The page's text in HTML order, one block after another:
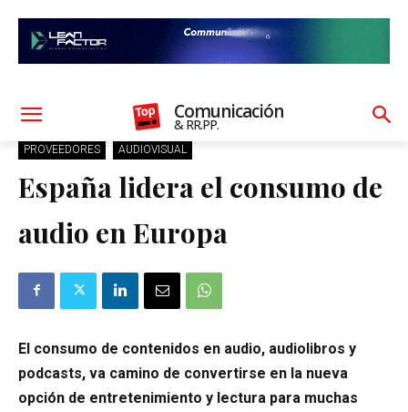
Comunicación
& RR.PP.
PROVEEDORES AUDIOVISUAL
España lidera el consumo de
audio en Europa
El consumo de contenidos en audio, audiolibros y
podcasts, va camino de convertirse en la nueva
opción de entretenimiento y lectura para muchas